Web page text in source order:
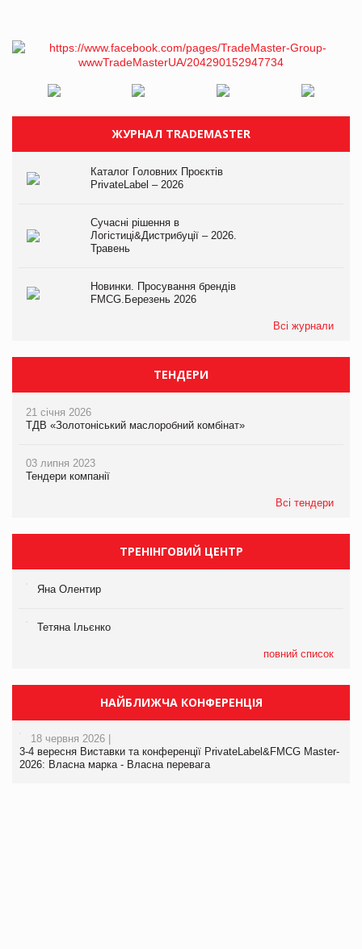
ЖУРНАЛ TRADEMASTER
Каталог Головних Проєктів
PrivateLabel – 2026
Сучасні рішення в
Логістиці&Дистрибуції – 2026.
Травень
Новинки. Просування брендів
FMCG.Березень 2026
Всі журнали
ТЕНДЕРИ
21 січня 2026
ТДВ «Золотоніський маслоробний комбінат»
03 липня 2023
Тендери компанії
Всі тендери
ТРЕНІНГОВИЙ ЦЕНТР
Яна Олентир
Тетяна Ільєнко
повний список
НАЙБЛИЖЧА КОНФЕРЕНЦІЯ
18 червня 2026 |
3-4 вересня Виставки та конференції PrivateLabel&FMCG Master-
2026: Власна марка - Власна перевага